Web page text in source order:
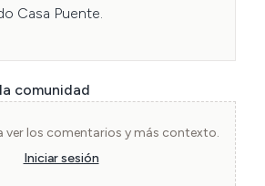
Casa Puente.
Ceitelis, Archivo CChC.
comunidad
ver los comentarios y más contexto.
Iniciar sesión